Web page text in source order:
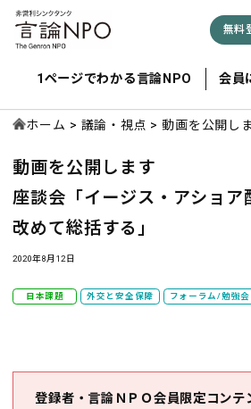
無料
1ページでわかる言論NPO 会員
ホーム 議論・視点
動画を公開し
動画を公開します
座談会「イージス・アショア
改めて総括する」
2020年8月12日
日本課題 外交と安全保障 フォーラム/勉強会
登録者・言論ＮＰＯ会員限定コンテ